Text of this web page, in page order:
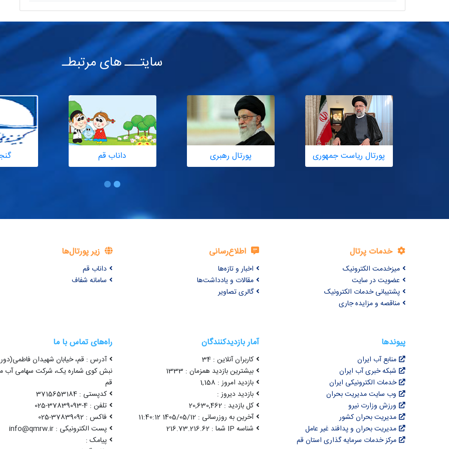
سایتـــ های مرتبطـ
پورتال ریاست جمهوری پورتال رهبری داناب قم
خدمات پرتال
میزخدمت الکترونیک
عضویت در سایت
پشتیبانی خدمات الکترونیک
مناقصه و مزایده جاری
اطلاع‌رسانی
اخبار و تازه‌ها
مقالات و یادداشت‌ها
گالری تصاویر
زیر پورتال‌ها
داناب قم
سامانه شفاف
پیوندها
منابع آب ایران
شبکه خبری آب ایران
خدمات الکترونیکی ایران
وب سایت مدیریت بحران
ورزش وزارت نیرو
مدیریت بحران کشور
مدیریت بحران و پدافند غیر عامل
مرکز خدمات سرمایه گذاری استان قم
آمار بازدیدکنندگان
کاربران آنلاین : 34
بیشترین بازدید همزمان : 1333
بازدید امروز : 1,158
بازدید دیروز :
کل بازدید : 20,630,462
آخرین به روزرسانی : 1405/05/12 11:40:12
شناسه IP شما : 216.73.216.62
راه‌های تماس با ما
آدرس : قم، خیابان شهیدان
نبش کوی شماره یک، شرکت سهامی آب
قم
کدپستی : 3715653184
تلفن : 4-37839093-025
فاکس : 37839092-025
پست الکترونیکی : info@qmrw.ir
پیامک :